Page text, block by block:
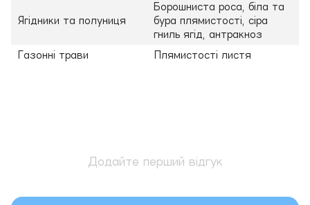
Ягідники та полуниця
Борошниста роса, біла та
бура плямистості, сіра
гниль ягід, антракноз
Газонні трави
Плямистості листя
Додайте перший відгук